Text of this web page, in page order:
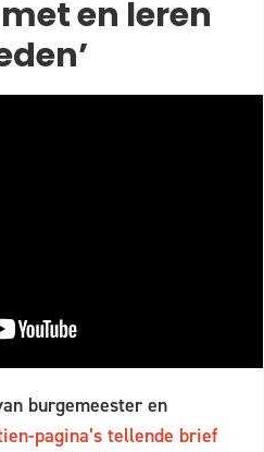
en leren
burgemeester en
pagina’s tellende brief